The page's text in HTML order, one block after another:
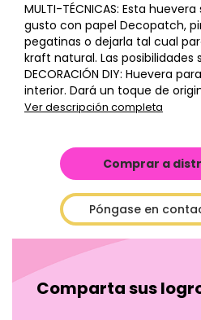
MULTI-TÉCNICAS: Esta
gusto con papel Decopatch,
pegatinas o dejarla tal cual
kraft natural. Las posibilidades
DECORACIÓN DIY: Huevera
interior. Dará un toque de
Ver descripción completa
Comprar a
Póngase en
Comparta sus